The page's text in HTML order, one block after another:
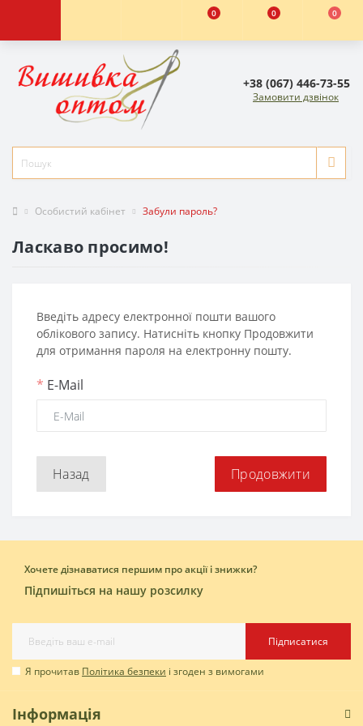
0 0 0
+38 (067) 446-73-55
Замовити дзвінок
Особистий кабінет Забули пароль?
Ласкаво просимо!
Введіть адресу електронної пошти вашого
облікового запису. Натисніть кнопку Продовжити
для отримання пароля на електронну пошту.
* E-Mail
Назад
Хочете дізнаватися першим про акції і знижки?
Підпишіться на нашу розсилку
Підписатися
Я прочитав Політика безпеки і згоден з вимогами
Інформація